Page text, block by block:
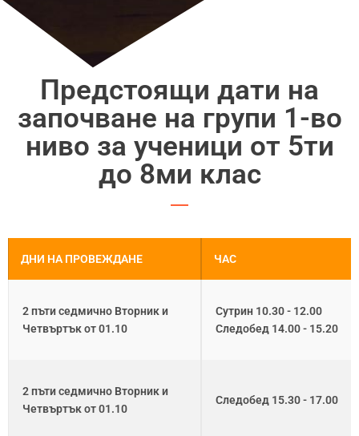
Предстоящи дати на
започване на групи 1-во
ниво за ученици от 5ти
до 8ми клас
ДНИ НА ПРОВЕЖДАНЕ ЧАС
2 пъти седмично Вторник и
Четвъртък от 01.10
Сутрин 10.30 - 12.00
Следобед 14.00 - 15.20
2 пъти седмично Вторник и
Четвъртък от 01.10
Следобед 15.30 - 17.00